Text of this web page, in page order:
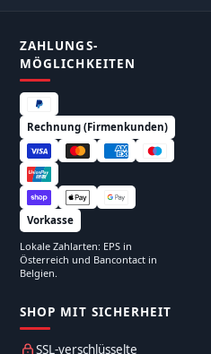
ZAHLUNGS­
MÖGLICHKEITEN
Rechnung (Firmenkunden)
Vorkasse
Lokale Zahlarten: EPS in
Österreich und Bancontact in
Belgien.
SHOP MIT SICHERHEIT
SSL-verschlüsselte